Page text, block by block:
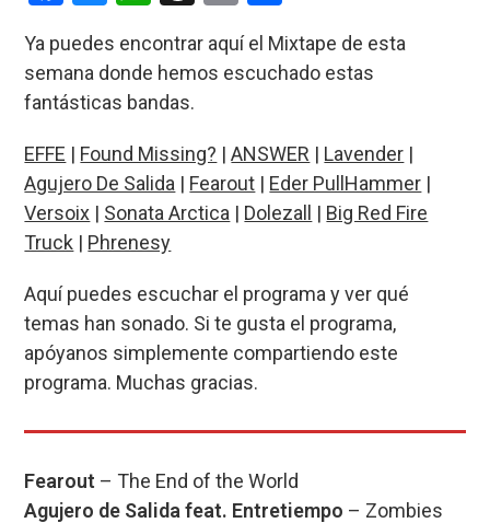
ce
b
o
k
es
ky
at
s
p
p
e
a
s
ail m
p
tir
Ya puedes encontrar aquí el Mixtape de esta
semana donde hemos escuchado estas
fantásticas bandas.
EFFE | Found Missing? |ANSWER | Lavender |
Agujero De Salida | Fearout | Eder PullHammer |
Versoix | Sonata Arctica | Dolezall | Big Red Fire
Truck | Phrenesy
Aquí puedes escuchar el programa y ver qué
temas han sonado. Si te gusta el programa,
apóyanos simplemente compartiendo este
programa. Muchas gracias.
Fearout – The End of the World
Agujero de Salida feat. Entretiempo – Zombies